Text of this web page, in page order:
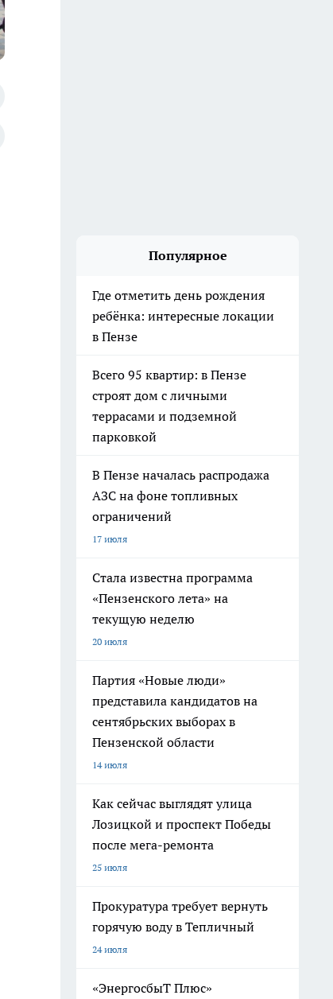
Популярное
Где отметить день рождения
ребёнка: интересные локации
в Пензе
Всего 95 квартир: в Пензе
строят дом с личными
террасами и подземной
парковкой
В Пензе началась распродажа
АЗС на фоне топливных
ограничений
17 июля
Стала известна программа
«Пензенского лета» на
текущую неделю
20 июля
Партия «Новые люди»
представила кандидатов на
сентябрьских выборах в
Пензенской области
14 июля
Как сейчас выглядят улица
Лозицкой и проспект Победы
после мега-ремонта
25 июля
Прокуратура требует вернуть
горячую воду в Тепличный
24 июля
«ЭнергосбыТ Плюс»